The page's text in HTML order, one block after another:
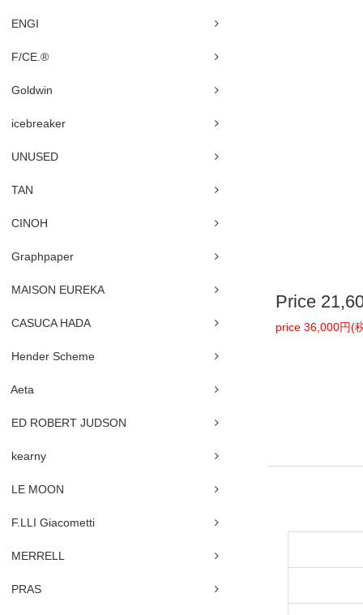
ENGI
F/CE.®
Goldwin
icebreaker
UNUSED
TAN
CINOH
Graphpaper
MAISON EUREKA
CASUCA HADA
Hender Scheme
Aeta
ED ROBERT JUDSON
kearny
LE MOON
F.LLI Giacometti
MERRELL
PRAS
Price
price 36,000円(